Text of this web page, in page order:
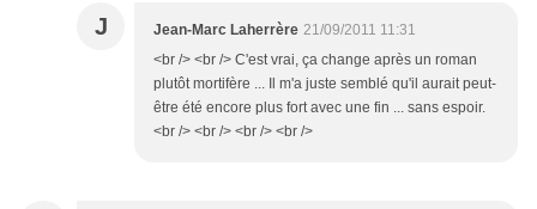
J Jean-Marc Laherrère 21/09/2011 11:31
<br /> <br /> C'est vrai, ça change après un roman
plutôt mortifère ... Il m'a juste semblé qu'il aurait peut-
être été encore plus fort avec une fin ... sans espoir.
<br /> <br /> <br /> <br />